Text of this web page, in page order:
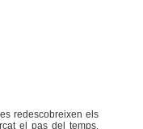
redescobreixen els
el pas del temps.